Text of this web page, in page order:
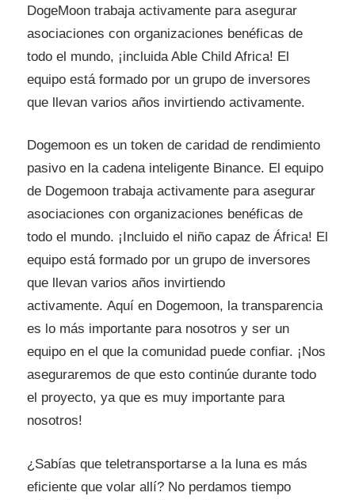
DogeMoon trabaja activamente para asegurar
asociaciones con organizaciones benéficas de
todo el mundo, ¡incluida Able Child Africa! El
equipo está formado por un grupo de inversores
que llevan varios años invirtiendo activamente.
Dogemoon es un token de caridad de rendimiento
pasivo en la cadena inteligente Binance. El equipo
de Dogemoon trabaja activamente para asegurar
asociaciones con organizaciones benéficas de
todo el mundo. ¡Incluido el niño capaz de África! El
equipo está formado por un grupo de inversores
que llevan varios años invirtiendo
activamente. Aquí en Dogemoon, la transparencia
es lo más importante para nosotros y ser un
equipo en el que la comunidad puede confiar. ¡Nos
aseguraremos de que esto continúe durante todo
el proyecto, ya que es muy importante para
nosotros!
¿Sabías que teletransportarse a la luna es más
eficiente que volar allí? No perdamos tiempo